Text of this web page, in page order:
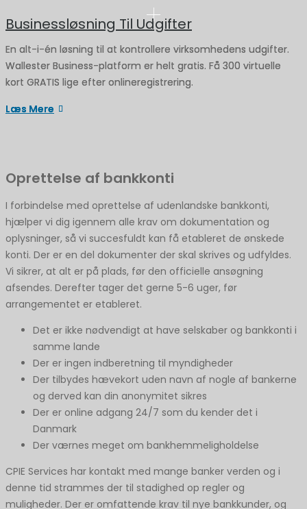
Businessløsning Til Udgifter
En alt-i-én løsning til at kontrollere virksomhedens udgifter.
Wallester Business-platform er helt gratis. Få 300 virtuelle
kort GRATIS lige efter onlineregistrering.
Læs Mere
Oprettelse af bankkonti
I forbindelse med oprettelse af udenlandske bankkonti,
hjælper vi dig igennem alle krav om dokumentation og
oplysninger, så vi succesfuldt kan få etableret de ønskede
konti. Der er en del dokumenter der skal skrives og udfyldes.
Vi sikrer, at alt er på plads, før den officielle ansøgning
afsendes. Derefter tager det gerne 5-6 uger, før
arrangementet er etableret.
Det er ikke nødvendigt at have selskaber og bankkonti i
samme lande
Der er ingen indberetning til myndigheder
Der tilbydes hævekort uden navn af nogle af bankerne
og derved kan din anonymitet sikres
Der er online adgang 24/7 som du kender det i
Danmark
Der værnes meget om bankhemmeligholdelse
CPIE Services har kontakt med mange banker verden og i
denne tid strammes der til stadighed op regler og
muligheder. Der er omfattende krav til nye bankkunder, og